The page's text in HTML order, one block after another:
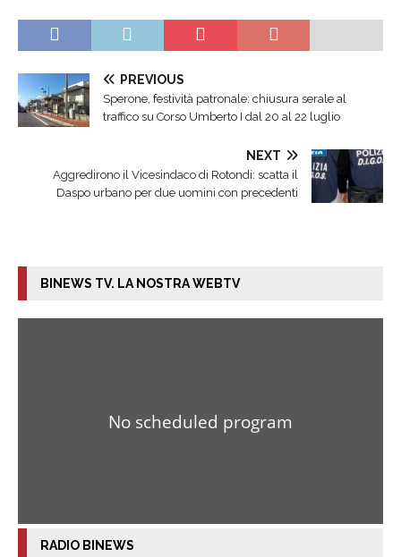
PREVIOUS
Sperone, festività patronale: chiusura serale al
traffico su Corso Umberto I dal 20 al 22 luglio
NEXT
Aggredirono il Vicesindaco di Rotondi: scatta il
Daspo urbano per due uomini con precedenti
BINEWS TV. LA NOSTRA WEBTV
RADIO BINEWS